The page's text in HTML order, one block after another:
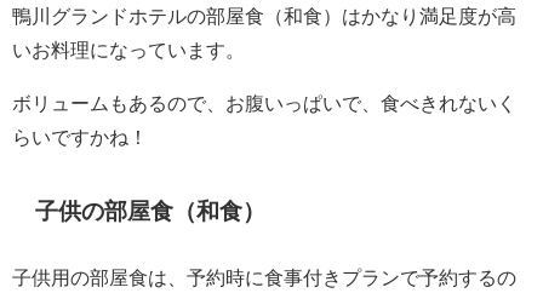
鴨川グランドホテルの部屋食（和食）はかなり満足度が高
いお料理になっています。
ボリュームもあるので、お腹いっぱいで、食べきれないく
らいですかね！
子供の部屋食（和食）
子供用の部屋食は、予約時に食事付きプランで予約するの